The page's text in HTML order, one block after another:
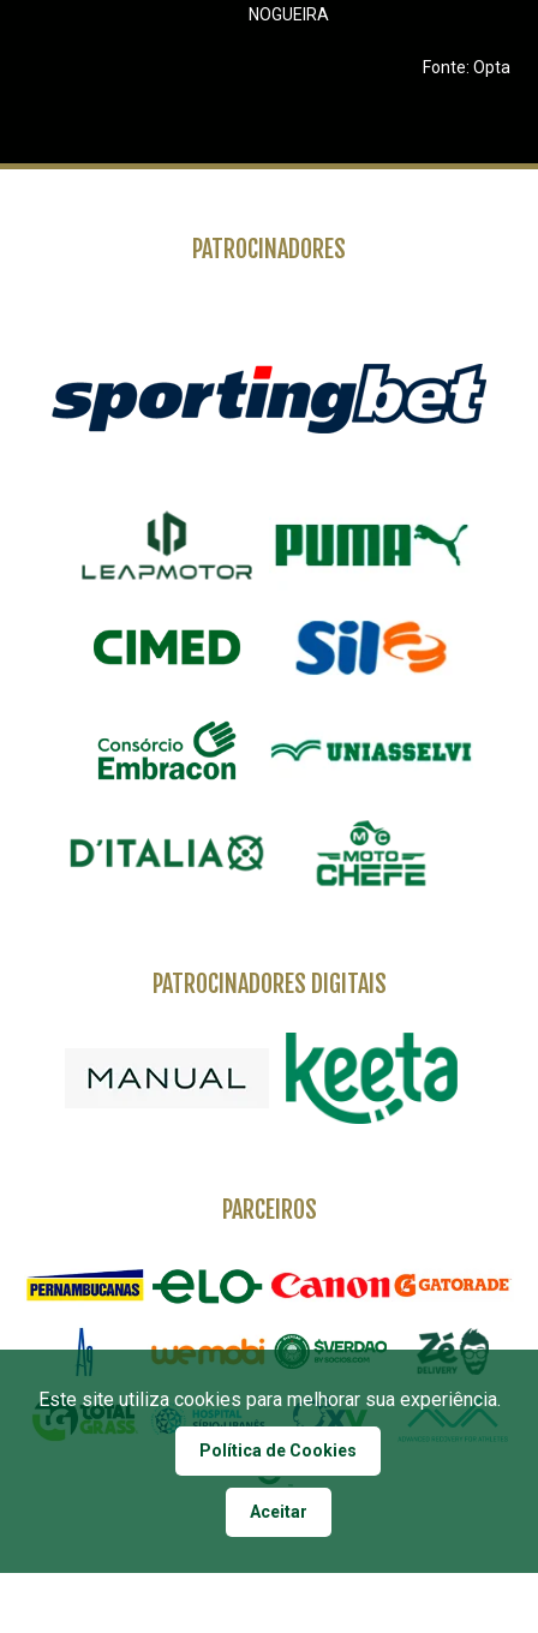
NOGUEIRA
Fonte: Opta
PATROCINADORES
PATROCINADORES DIGITAIS
PARCEIROS
Este site utiliza cookies para melhorar sua experiência.
Política de Cookies
Aceitar